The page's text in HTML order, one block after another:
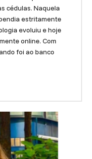
cédulas. Naquela
estritamente
evoluiu e hoje
online. Com
foi ao banco